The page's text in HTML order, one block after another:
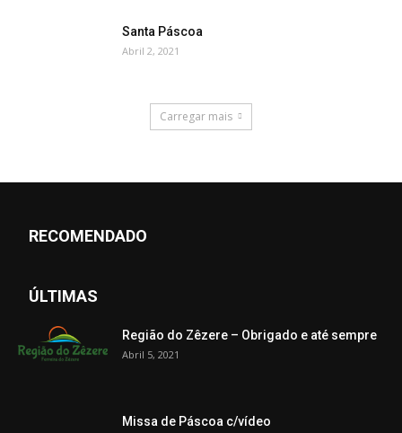
Santa Páscoa
Abril 2, 2021
Carregar mais
RECOMENDADO
ÚLTIMAS
Região do Zêzere – Obrigado e até sempre
Abril 5, 2021
Missa de Páscoa c/vídeo